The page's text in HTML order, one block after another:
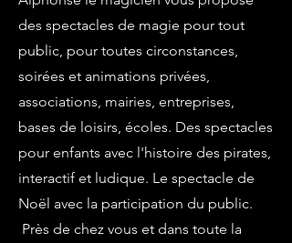
des spectacles de magie pour tout
public, pour toutes circonstances,
soirées et animations privées,
associations, mairies, entreprises,
bases de loisirs, écoles. Des spectacles
pour enfants avec l'histoire des pirates,
interactif et ludique. Le spectacle de
Noël avec la participation du public.
Près de chez vous et dans toute la